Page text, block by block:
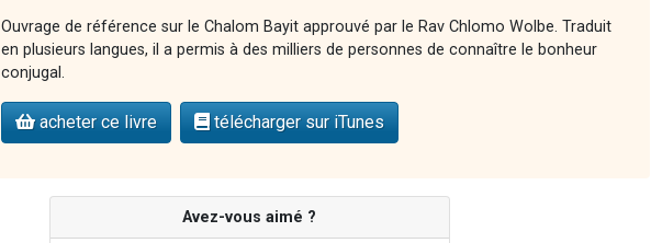
Ouvrage de référence sur le Chalom Bayit approuvé par le Rav Chlomo Wolbe. Traduit
en plusieurs langues, il a permis à des milliers de personnes de connaître le bonheur
conjugal.
acheter ce livre télécharger sur iTunes
Avez-vous aimé ?